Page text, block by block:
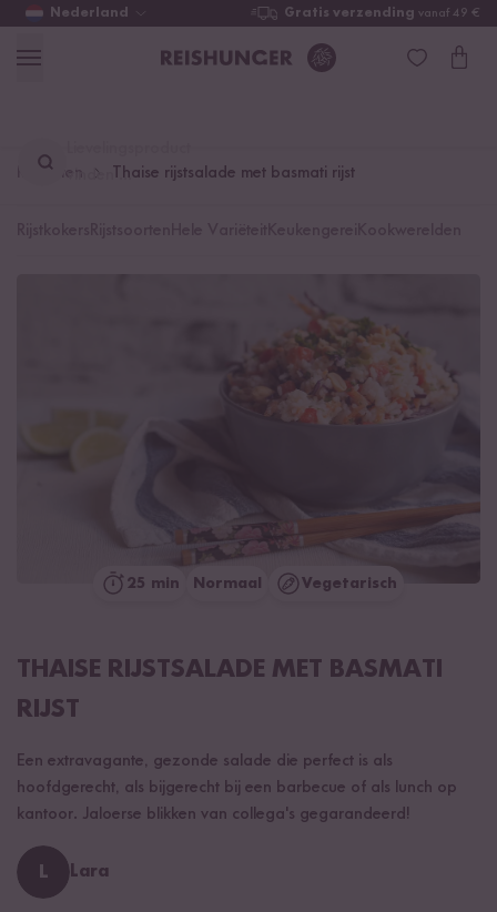
Nederland Gratis verzending vanaf 49 €
vinden ...
Recepten Thaise rijstsalade met basmati rijst
25 min Normaal Vegetarisch
THAISE RIJSTSALADE MET BASMATI
RIJST
Een extravagante, gezonde salade die perfect is als
hoofdgerecht, als bijgerecht bij een barbecue of als lunch op
kantoor. Jaloerse blikken van collega's gegarandeerd!
L Lara